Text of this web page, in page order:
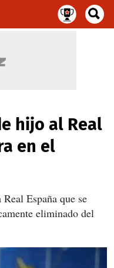
hijo al Real
en el
España que se
eliminado del